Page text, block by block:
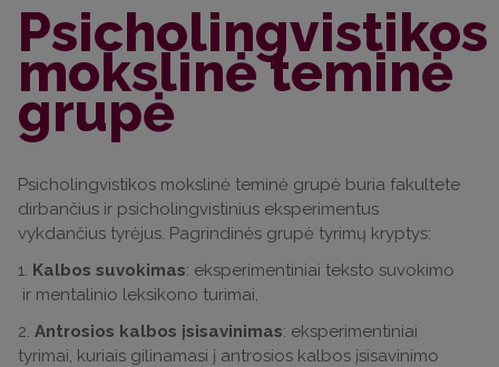
Psicholingvistikos
mokslinė teminė
grupė
Psicholingvistikos mokslinė teminė grupė buria fakultete
dirbančius ir psicholingvistinius eksperimentus
vykdančius tyrėjus. Pagrindinės grupė tyrimų kryptys:
1. Kalbos suvokimas: eksperimentiniai teksto suvokimo
ir mentalinio leksikono turimai,
2. Antrosios kalbos įsisavinimas: eksperimentiniai
tyrimai, kuriais gilinamasi į antrosios kalbos įsisavinimo